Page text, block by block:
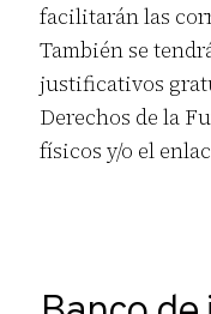
facilitarán las
También se
justificativos
Derechos de la
físicos y/o el